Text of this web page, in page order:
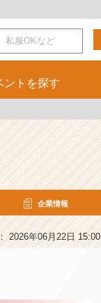
ント を探す
企業情報
2026年06月22日 15:00